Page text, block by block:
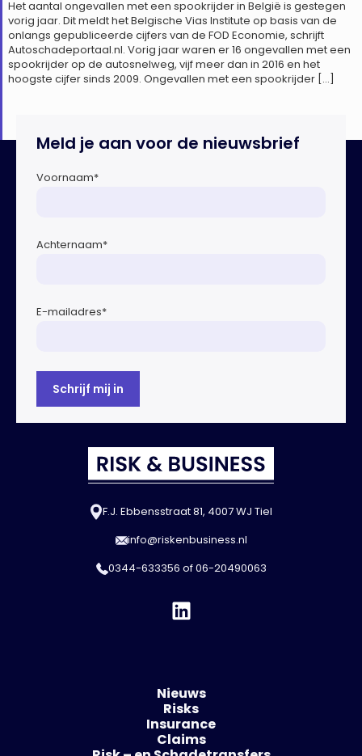
Het aantal ongevallen met een spookrijder in België is gestegen
vorig jaar. Dit meldt het Belgische Vias Institute op basis van de
onlangs gepubliceerde cijfers van de FOD Economie, schrijft
Autoschadeportaal.nl. Vorig jaar waren er 16 ongevallen met een
spookrijder op de autosnelweg, vijf meer dan in 2016 en het
hoogste cijfer sinds 2009. Ongevallen met een spookrijder […]
Meld je aan voor de nieuwsbrief
Voornaam*
Achternaam*
E-mailadres*
F.J. Ebbensstraat 81, 4007 WJ Tiel
info@riskenbusiness.nl
0344-633356 of06-20490063
Nieuws
Risks
Insurance
Claims